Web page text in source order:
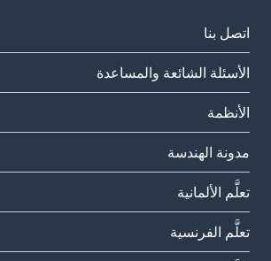
اتصل بنا
الأسئلة الشائعة والمساعدة
الأنظمة
مدونة الهندسة
تعلَّم الألمانية
تعلَّم الفرنسية